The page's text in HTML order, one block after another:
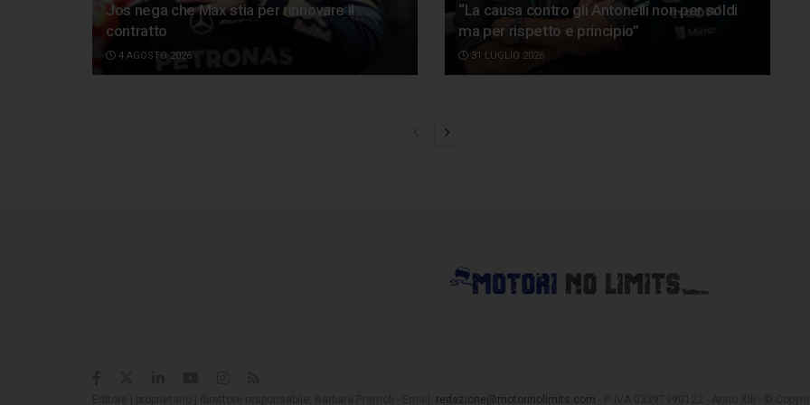
Jos nega che Max stia per rinnovare il
contratto
4 AGOSTO 2026
“La causa contro gli Antonelli non per soldi
ma per rispetto e principio”
31 LUGLIO 2026
redazione@motorinolimits.com